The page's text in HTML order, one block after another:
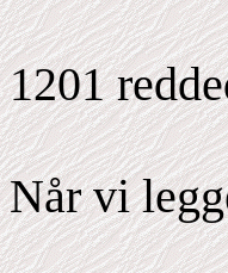
1201
Når vi